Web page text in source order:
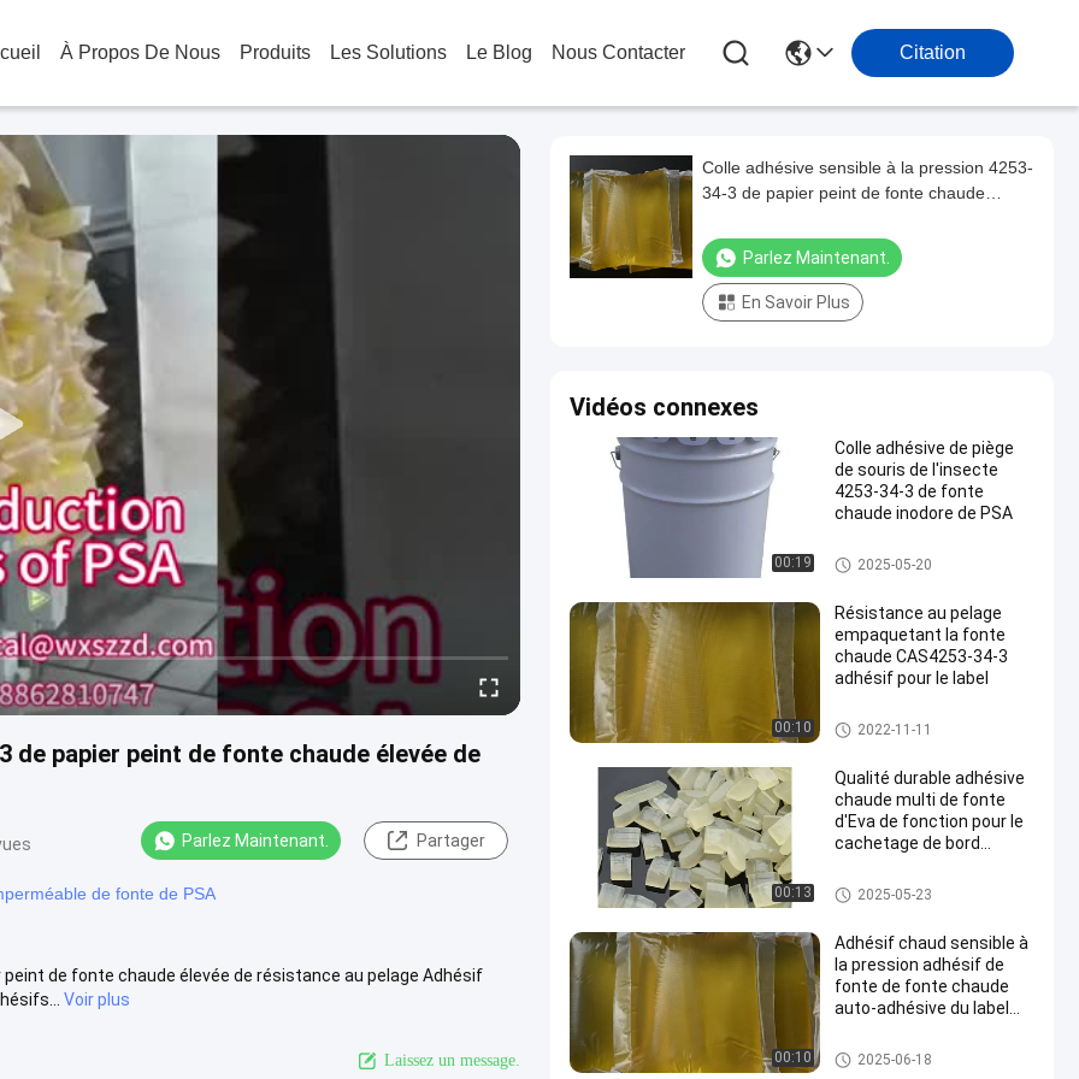
À Propos De Nous Produits Les Solutions Le Blog Nous Contacter Citation
de papier peint de fonte chaude élevée de
Parlez Maintenant. Partager
de fonte de PSA
de fonte chaude élevée de résistance au pelage Adhésif
Voir plus
Laissez un message.
Colle adhésive sensible à la pression 4253-
34-3 de papier peint de fonte chaude
Parlez Maintenant.
En Savoir Plus
Vidéos connexes
00:19
Colle adhésive de piège
de souris de l'insecte
4253-34-3 de fonte
chaude inodore de PSA
Adhésif chaud de fonte de PS
A
2025-05-20
00:10
Résistance au pelage
empaquetant la fonte
chaude CAS4253-34-3
adhésif pour le label
Adhésif chaud de empaquetag
e de fonte
2022-11-11
00:13
Qualité durable adhésive
chaude multi de fonte
d'Eva de fonction pour le
cachetage de bord
Adhésif chaud de fonte de PS
A
2025-05-23
00:10
Adhésif chaud sensible à
la pression adhésif de
fonte de fonte chaude
auto-adhésive du label
Adhésif chaud de fonte de PS
A
2025-06-18